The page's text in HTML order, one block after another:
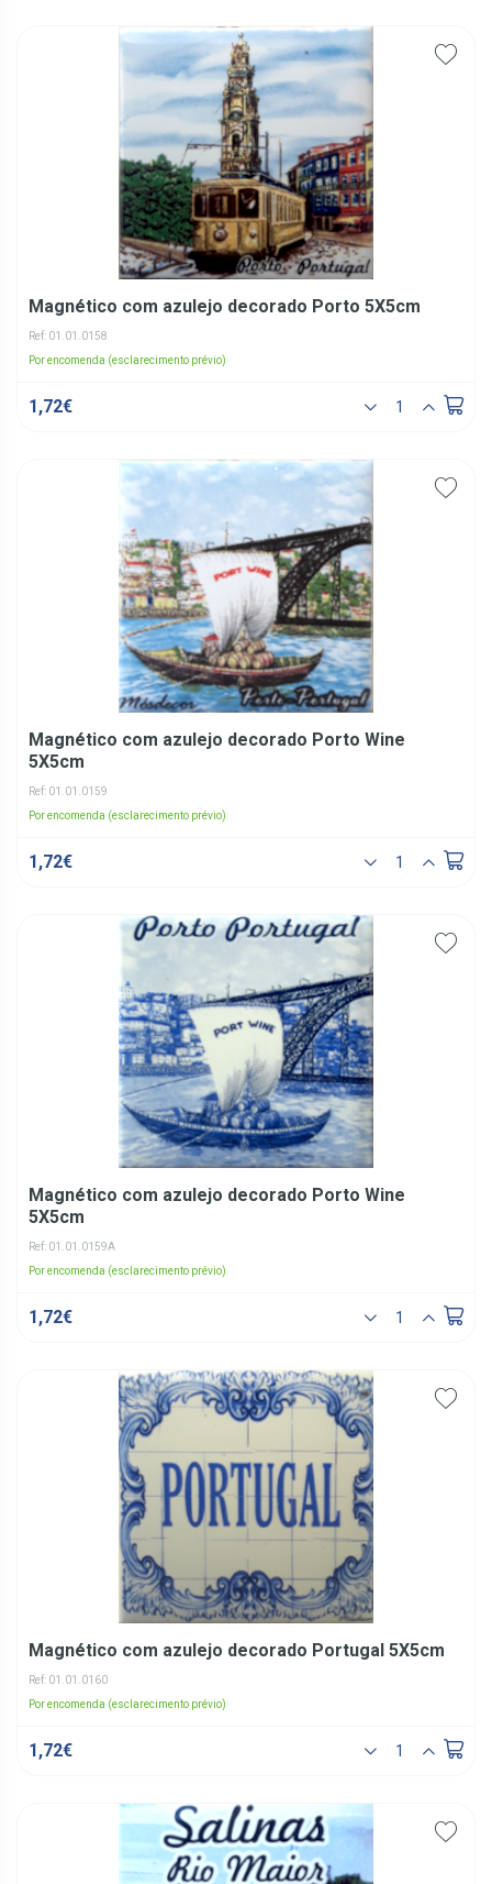
Magnético com azulejo decorado Porto 5X5cm
Ref: 01.01.0158
Por encomenda (esclarecimento prévio)
1,72€
Magnético com azulejo decorado Porto Wine
5X5cm
Ref: 01.01.0159
Por encomenda (esclarecimento prévio)
1,72€
Magnético com azulejo decorado Porto Wine
5X5cm
Ref: 01.01.0159A
Por encomenda (esclarecimento prévio)
1,72€
Magnético com azulejo decorado Portugal 5X5cm
Ref: 01.01.0160
Por encomenda (esclarecimento prévio)
1,72€